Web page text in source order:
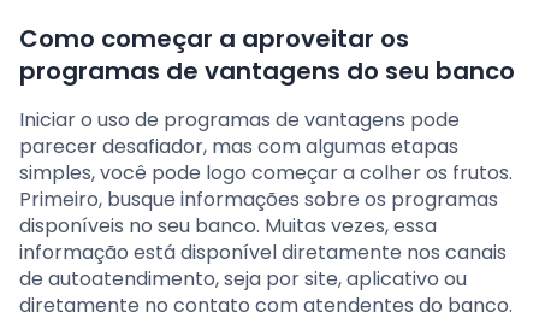
Como começar a aproveitar os
programas de vantagens do seu banco
Iniciar o uso de programas de vantagens pode
parecer desafiador, mas com algumas etapas
simples, você pode logo começar a colher os frutos.
Primeiro, busque informações sobre os programas
disponíveis no seu banco. Muitas vezes, essa
informação está disponível diretamente nos canais
de autoatendimento, seja por site, aplicativo ou
diretamente no contato com atendentes do banco.